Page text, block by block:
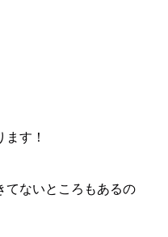
す！
てないところもあるの